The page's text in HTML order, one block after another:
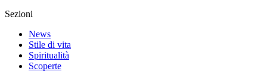
Sezioni
News
Stile di vita
Spiritualità
Scoperte